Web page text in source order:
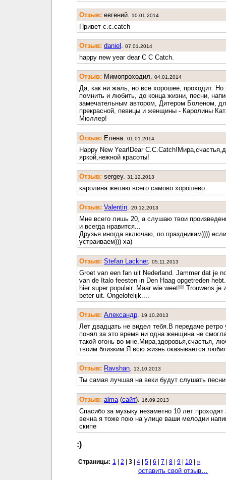
Отзыв: евгений. 10.01.2014
Привет c.c.catch
Отзыв: daniel . 07.01.2014
happy new year dear C C Catch.
Отзыв: Мимопроходил. 04.01.2014
Да, как ни жаль, но все хорошее, проходит. Но
помнить и любить, до конца жизни, песни,
замечательным автором, Дитером Боленом,
прекрасной, певицы и женщины - Каролины
Мюллер!
Отзыв: Елена. 01.01.2014
Happy New Year!Dear
яркой,нежной красоты!
Отзыв: sergey. 31.12.2013
каролина желаю всего самово хорошево
Отзыв: Valentin. 20.12.2013
Мне всего лишь 20, а слушаю твои
и всегда нравится...
Друзья иногда включаю, по праздникам))))
устраиваем))) ха)
Отзыв: Stefan Lackner. 05.11.2013
Groet van een fan uit Nederland. Jammer dat je
van de Italo feesten in Den Haag opgetreden
hier super populair. Maar wie weet!!! Trouwens je
beter uit. Ongelofelijk....
Отзыв: Александр. 19.10.2013
Лет двадцать не видел тебя.В передаче ретро
понял за это время ни одна женщина не
такой огонь во мне.Мира,здоровья,счастья,
твоим близким.Я всю жизнь оказывается
Отзыв: Ravshan. 13.10.2013
Ты самая лучшая на веки будут слушать песни
Отзыв: alma (cайт). 16.09.2013
Спасибо за музыку незаметно 10 лет проходят
вечна я тоже пою на улице ваши мелодии
скипе
:)
Страницы: 1 2 3 4 5 6 7 8 9 10 »
оставить свой отзыв…